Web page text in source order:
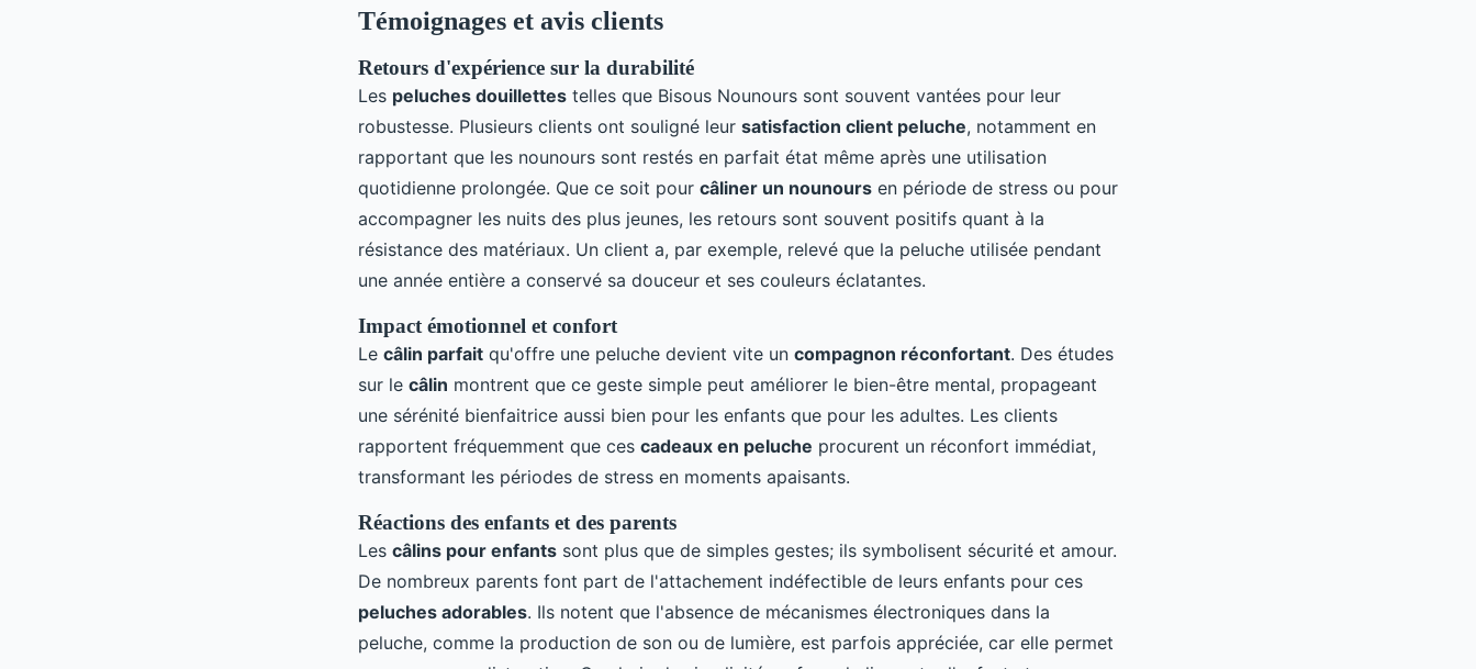
Témoignages et avis clients
Retours d'expérience sur la durabilité
Les peluches douillettes telles que Bisous Nounours sont souvent vantées pour leur
robustesse. Plusieurs clients ont souligné leur satisfaction client peluche, notamment en
rapportant que les nounours sont restés en parfait état même après une utilisation
quotidienne prolongée. Que ce soit pour câliner un nounours en période de stress ou pour
accompagner les nuits des plus jeunes, les retours sont souvent positifs quant à la
résistance des matériaux. Un client a, par exemple, relevé que la peluche utilisée pendant
une année entière a conservé sa douceur et ses couleurs éclatantes.
Impact émotionnel et confort
Le câlin parfait qu'offre une peluche devient vite un compagnon réconfortant. Des études
sur le câlin montrent que ce geste simple peut améliorer le bien-être mental, propageant
une sérénité bienfaitrice aussi bien pour les enfants que pour les adultes. Les clients
rapportent fréquemment que ces cadeaux en peluche procurent un réconfort immédiat,
transformant les périodes de stress en moments apaisants.
Réactions des enfants et des parents
Les câlins pour enfants sont plus que de simples gestes; ils symbolisent sécurité et amour.
De nombreux parents font part de l'attachement indéfectible de leurs enfants pour ces
peluches adorables. Ils notent que l'absence de mécanismes électroniques dans la
peluche, comme la production de son ou de lumière, est parfois appréciée, car elle permet